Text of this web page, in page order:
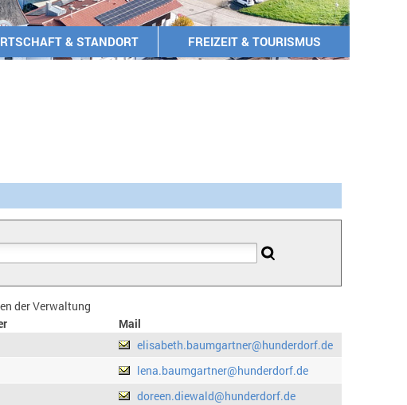
& STANDORT FREIZEIT & TOURISMUS
der Verwaltung
Mail
elisabeth.baumgartner@hunderdorf.de
lena.baumgartner@hunderdorf.de
doreen.diewald@hunderdorf.de